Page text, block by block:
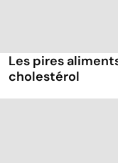
Les pires
cholestérol